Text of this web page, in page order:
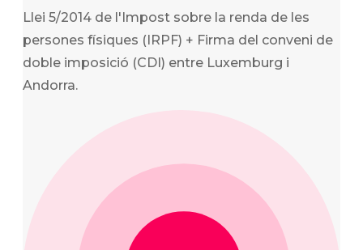
Llei 5/2014 de l'Impost sobre la renda de les
persones físiques (IRPF) + Firma del conveni de
doble imposició (CDI) entre Luxemburg i
Andorra.